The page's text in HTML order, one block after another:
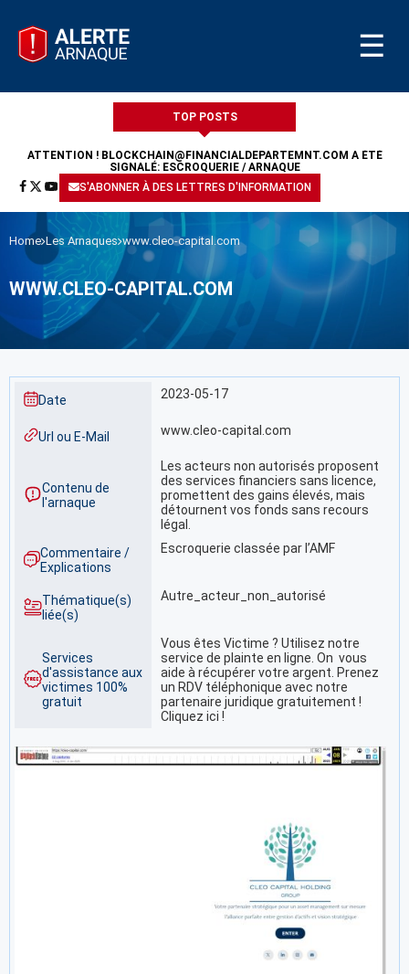
☰
TOP POSTS
ATTENTION ! BLOCKCHAIN@FINANCIALDEPARTEMNT.COM A ÉTÉ
SIGNALÉ: ESCROQUERIE / ARNAQUE
S'ABONNER À DES LETTRES D'INFORMATION
Home Les Arnaques www.cleo-capital.com
WWW.CLEO-CAPITAL.COM
Date 2023-05-17
Url ou E-Mail www.cleo-capital.com
Contenu de
l'arnaque
Les acteurs non autorisés proposent
des services financiers sans licence,
promettent des gains élevés, mais
détournent vos fonds sans recours
légal.
Commentaire /
Explications
Escroquerie classée par l’AMF
Thématique(s)
liée(s)
Autre_acteur_non_autorisé
Services
d'assistance aux
victimes 100%
gratuit
Vous êtes Victime ? Utilisez notre
service de plainte en ligne. On vous
aide à récupérer votre argent. Prenez
un RDV téléphonique avec notre
partenaire juridique gratuitement !
Cliquez ici !